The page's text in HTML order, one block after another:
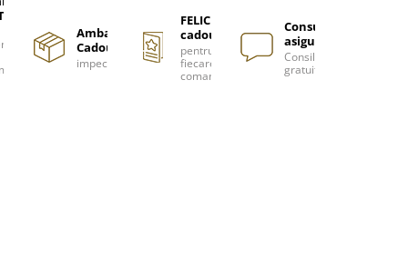
Ambalare
Cadou
impecabilă
FELICITARE
cadou
pentru
fiecare
comanda
Consultanță
asigurată
Consiliere
gratuită